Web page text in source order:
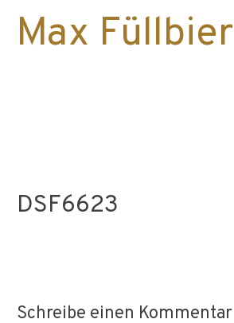
Max Füllbier
DSF6623
Schreibe einen Kommentar